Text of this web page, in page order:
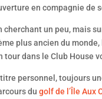
en compagnie de
cherchant un peu, mais
plus ancien du
tour dans le Club House
personnel, toujours
dugolf de l’Île Aux